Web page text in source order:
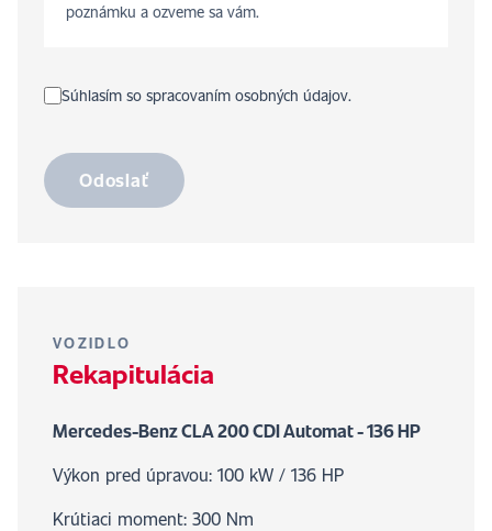
poznámku a ozveme sa vám.
Súhlasím so spracovaním osobných údajov.
Odoslať
VOZIDLO
Rekapitulácia
Mercedes-Benz CLA 200 CDI Automat - 136 HP
Výkon pred úpravou: 100 kW / 136 HP
Krútiaci moment: 300 Nm